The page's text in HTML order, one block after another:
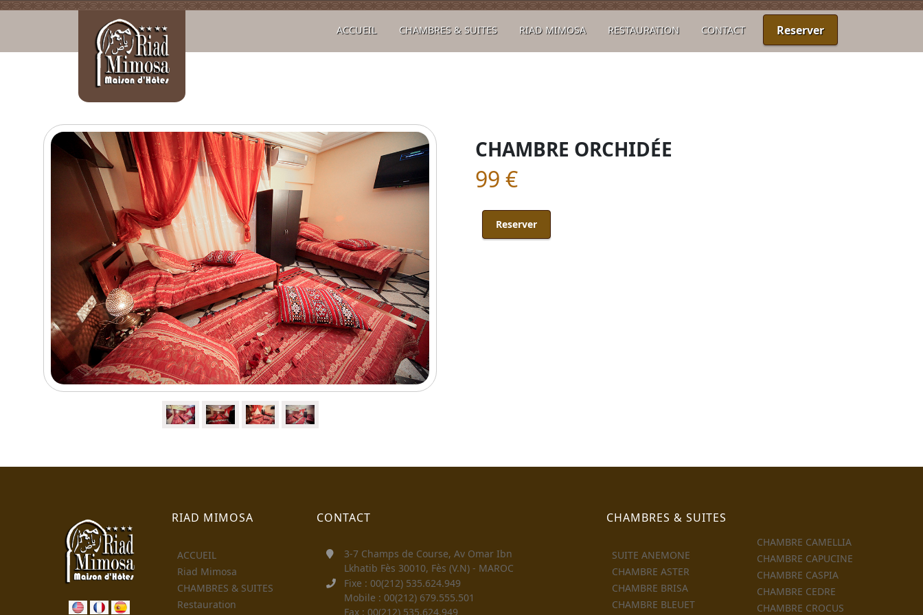
ACCUEIL CHAMBRES & SUITES RIAD MIMOSA RESTAURATION CONTACT Reserver
CHAMBRE ORCHIDÉE
99 €
Reserver
RIAD MIMOSA
ACCUEIL
Riad Mimosa
CHAMBRES & SUITES
Restauration
CONTACT
3-7 Champs de Course, Av Omar Ibn
Lkhatib Fès 30010, Fès (V.N) - MAROC
Fixe : 00(212) 535.624.949
Mobile : 00(212) 679.555.501
Fax : 00(212) 535.624.949
CHAMBRES & SUITES
SUITE ANEMONE
CHAMBRE ASTER
CHAMBRE BRISA
CHAMBRE BLEUET
CHAMBRE CAMELLIA
CHAMBRE CAPUCINE
CHAMBRE CASPIA
CHAMBRE CEDRE
CHAMBRE CROCUS